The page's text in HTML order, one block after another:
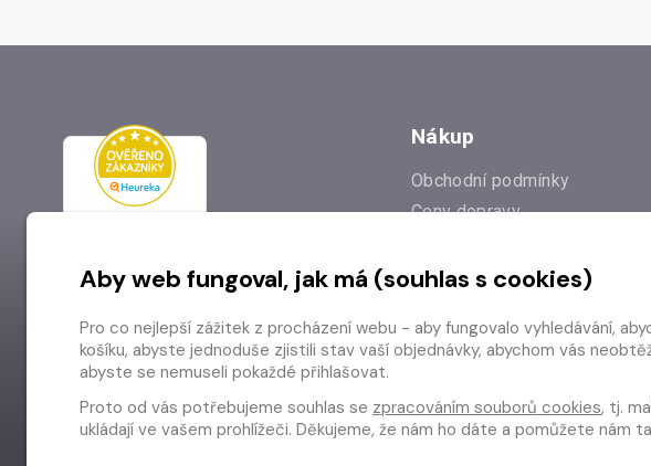
Nákup
Obchodní podmínky
Ceny dopravy
Prodejna
Odstoupení od smlouvy
Aby web fungoval, jak má (souhlas s cookies)
Pro co nejlepší zážitek z procházení webu - aby fungovalo vyhledávání,
košíku, abyste jednoduše zjistili stav vaší objednávky, abychom vás
abyste se nemuseli pokaždé přihlašovat.
Proto od vás potřebujeme souhlas se zpracováním souborů cookies, tj.
ukládají ve vašem prohlížeči. Děkujeme, že nám ho dáte a pomůžete nám